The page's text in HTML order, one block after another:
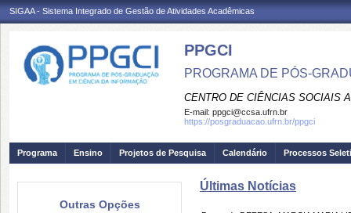
SIGAA - Sistema Integrado de Gestão de Atividades Acadêmicas
PPGCI
PROGRAMA DE PÓS-
CENTRO DE CIÊNCIAS SOCIAIS
E-mail: ppgci@ccsa.ufrn.br
https://posgraduacao.ufrn.br/ppgci
Programa Ensino Projetos de Pesquisa Calendário Processos
Outras Opções
Últimas Notícias